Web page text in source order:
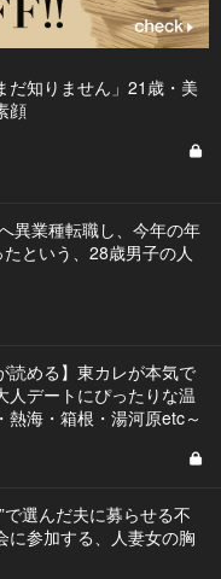
だ知りません」21歳・美
顔
異業種転職し、今年の年
という、28歳男子の人
読める】東カレが本気で
人デートにぴったりな温
熱海・箱根・湯河原etc～
で選んだ夫に募らせる不
に参加する、人妻女の胸